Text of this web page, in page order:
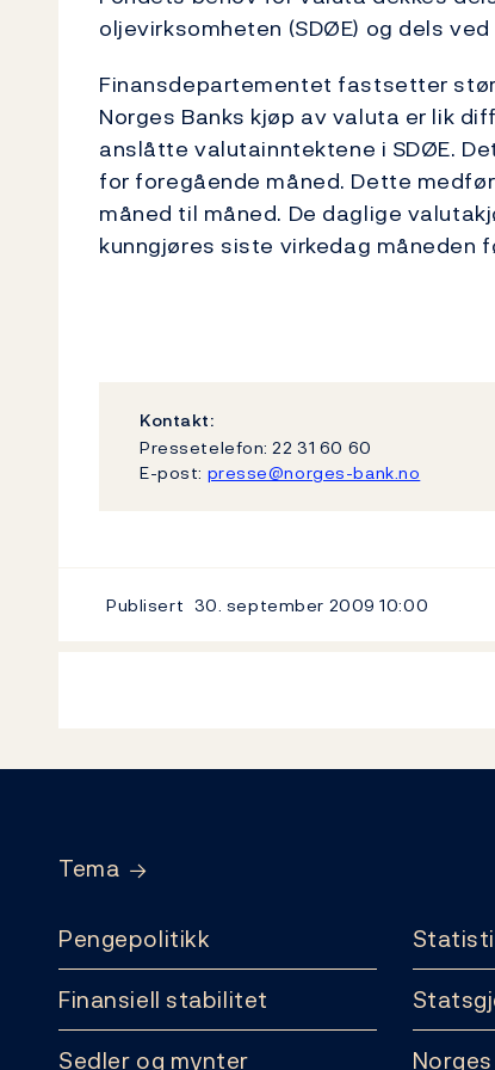
oljevirksomheten (SDØE) og dels
Finansdepartementet fastsetter
Norges Banks kjøp av valuta er lik
anslåtte valutainntektene i SDØE.
for foregående måned. Dette
måned til måned. De daglige
kunngjøres siste virkedag måneden
Kontakt:
Pressetelefon: 22 31 60 60
E-post: presse@norges-bank.no
Publisert 30. september 200910:00
Tema
Pengepolitikk
Finansiell stabilitet
Sedler og mynter